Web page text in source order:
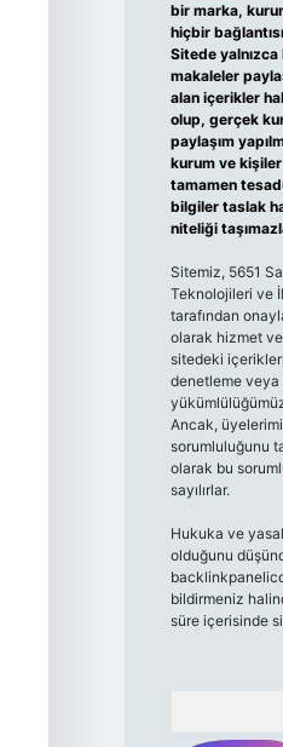
bir marka,
hiçbir
Sitede yalnızca
makaleler
alan içerikler
olup, gerçek
paylaşım
kurum ve
tamamen
bilgiler taslak
niteliği
Sitemiz, 5651
Teknolojileri ve
tarafından
olarak hizmet
sitedeki
denetleme veya
Ancak,
sorumluluğunu
olarak bu
sayılırlar.
Hukuka ve
olduğunu
bildirmeniz
süre içerisinde